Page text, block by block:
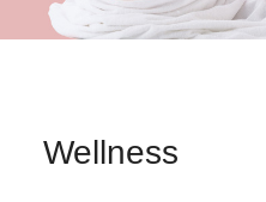
Wellness